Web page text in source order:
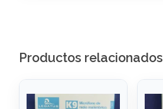
Productos relacionados